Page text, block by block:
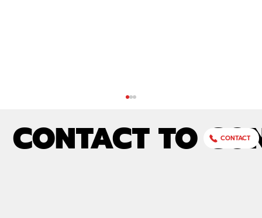
CONTACT TO CONTACT